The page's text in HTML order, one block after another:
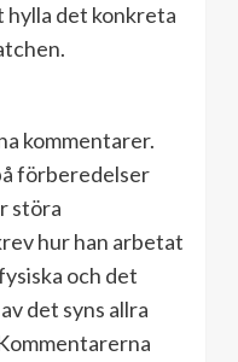
det konkreta
kommentarer.
förberedelser
störa
hur han arbetat
och det
det syns allra